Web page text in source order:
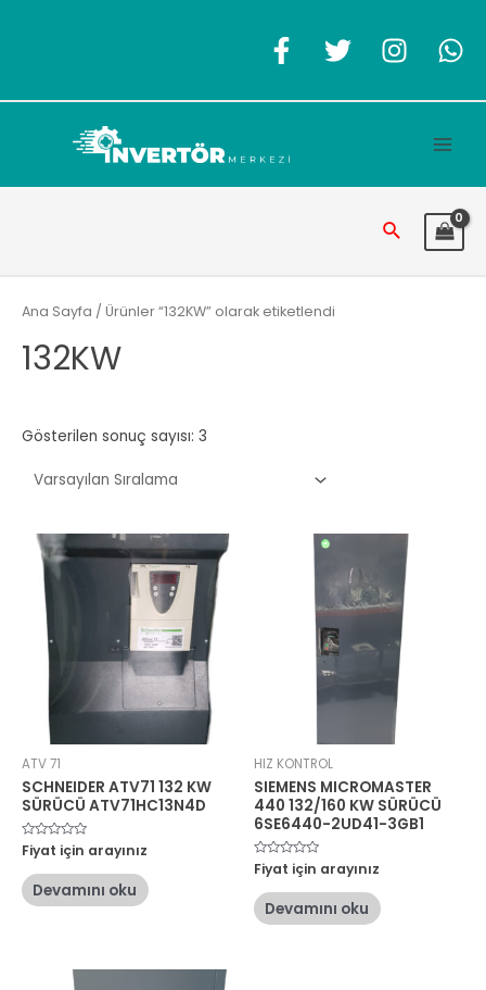
Arama
Ana Sayfa / Ürünler “132KW” olarak etiketlendi
132KW
Gösterilen sonuç sayısı: 3
ATV 71
SCHNEIDER ATV71 132 KW
SÜRÜCÜ ATV71HC13N4D
5
üzerinden
oy
aldı
Fiyat için arayınız
Devamını oku
HIZ KONTROL
SIEMENS MICROMASTER
440 132/160 KW SÜRÜCÜ
6SE6440-2UD41-3GB1
5
üzerinden
oy
aldı
Fiyat için arayınız
Devamını oku